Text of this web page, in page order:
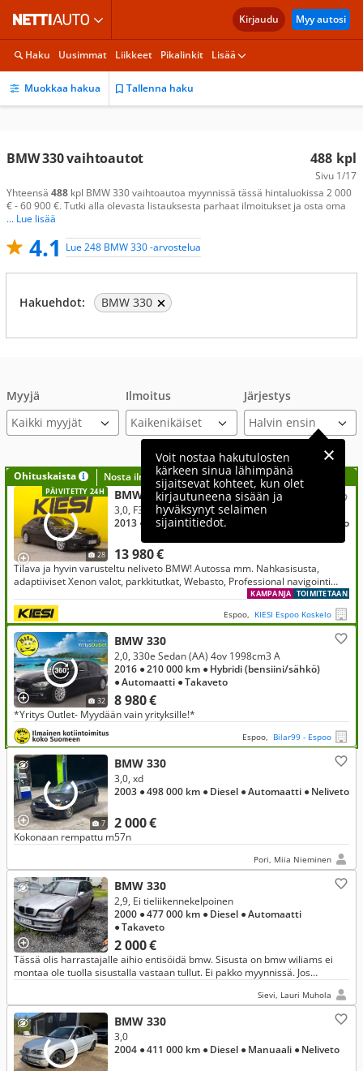
Kirjaudu Myy autosi
Haku Uusimmat Liikkeet Pikalinkit Lisää
Muokkaa hakua Tallenna haku
488 kpl
Sivu 1/17
BMW 330 vaihtoautot
Yhteensä 488 kpl BMW 330 vaihtoautoa myynnissä tässä hintaluokissa 2 000
€ - 60 900 €. Tutki alla olevasta listauksesta parhaat ilmoitukset ja osta oma
... Lue lisää
4.1 Lue 248 BMW 330 -arvostelua
Hakuehdot: BMW 330
Myyjä
Kaikki myyjät
Ilmoitus Järjestys
Voit nostaa hakutulosten
kärkeen sinua lähimpänä
sijaitsevat kohteet, kun olet
kirjautuneena sisään ja
hyväksynyt selaimen
sijaintitiedot.
Ohituskaista Nosta ilmoituksesi tähän?
PÄIVITETTY 24H
28
BMW 330
13 980 €
2013 ● 268 000 km● Diesel ● Neliveto
Tilava ja hyvin varusteltu neliveto BMW! Autossa mm. Nahkasisusta,
adaptiiviset Xenon valot, parkkitutkat, Webasto, Professional navigointi
TOIMITETAAN
KAMPANJA
Espoo, KIESI Espoo Koskelo
32
BMW 330
8 980 €
2,0, 330e Sedan (AA) 4ov 1998cm3 A
2016 ● 210 000 km ● Hybridi (bensiini/sähkö)
● Automaatti ● Takaveto
*Yritys Outlet- Myydään vain yrityksille!*
Espoo, Bilar99 - Espoo
7
BMW 330
2 000 €
3,0, xd
2003 ● 498 000 km ● Diesel ● Automaatti ● Neliveto
Kokonaan rempattu m57n
Pori, Miia Nieminen
BMW 330
2 000 €
2,9, Ei tieliikennekelpoinen
2000 ● 477 000 km ● Diesel ● Automaatti
● Takaveto
Tässä olis harrastajalle aihio entisöidä bmw. Sisusta on bmw wiliams ei
montaa ole tuolla sisustalla vastaan tullut. Ei pakko myynnissä. Jos
Sievi, Lauri Muhola
BMW 330
3,0
2004 ● 411 000 km ● Diesel ● Manuaali ● Neliveto